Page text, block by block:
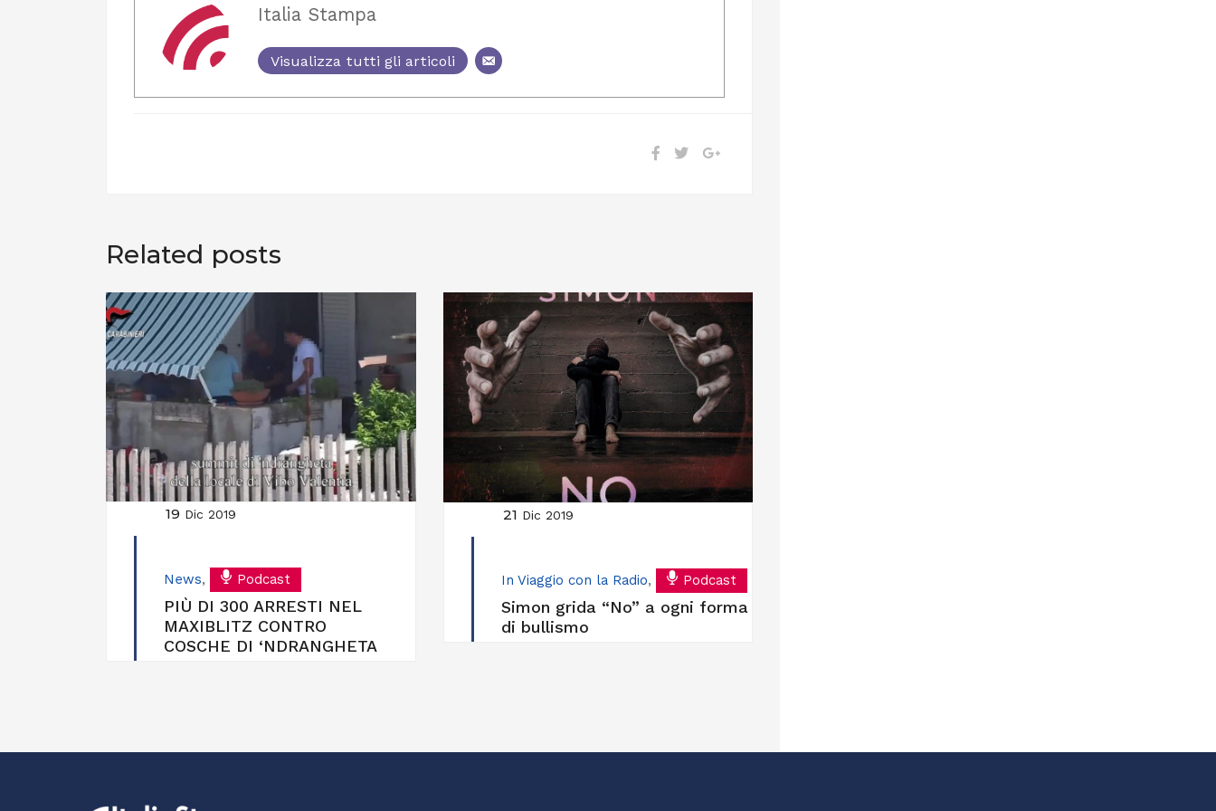
Italia Stampa
Visualizza tutti gli articoli
Related posts
19 Dic 2019
News, Podcast
PIÙ DI 300 ARRESTI NEL
MAXIBLITZ CONTRO
COSCHE DI ‘NDRANGHETA
21 Dic 2019
In Viaggio con la Radio, Podcast
Simon grida “No” a ogni forma
di bullismo